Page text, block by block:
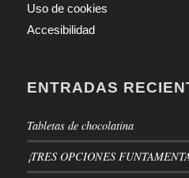
Uso de cookies
Accesibilidad
ENTRADAS
Tabletas de chocolatina
¡TRES OPCIONES